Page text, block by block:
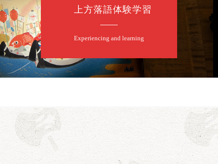
番」
眞／笑福亭仁福／幸助福助（漫才）／桂春若
上方落語体験学習
Experiencing and learning